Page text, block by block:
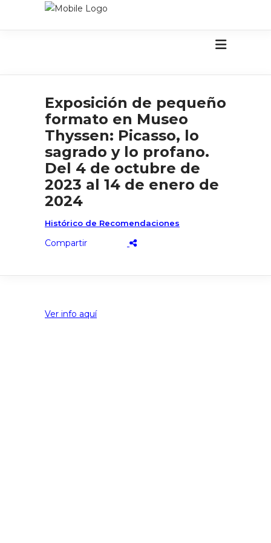
Exposición de pequeño
formato en Museo
Thyssen: Picasso, lo
sagrado y lo profano.
Del 4 de octubre de
2023 al 14 de enero de
2024
Histórico de Recomendaciones
Ver info aquí